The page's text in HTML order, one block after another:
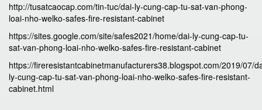
http://tusatcaocap.com/tin-tuc/dai-ly-cung-cap-tu-sat-van-phong-
loai-nho-welko-safes-fire-resistant-cabinet
https://sites.google.com/site/safes2021/home/dai-ly-cung-cap-tu-
sat-van-phong-loai-nho-welko-safes-fire-resistant-cabinet
https://fireresistantcabinetmanufacturers38.blogspot.com/2019/07/
ly-cung-cap-tu-sat-van-phong-loai-nho-welko-safes-fire-resistant-
cabinet.html